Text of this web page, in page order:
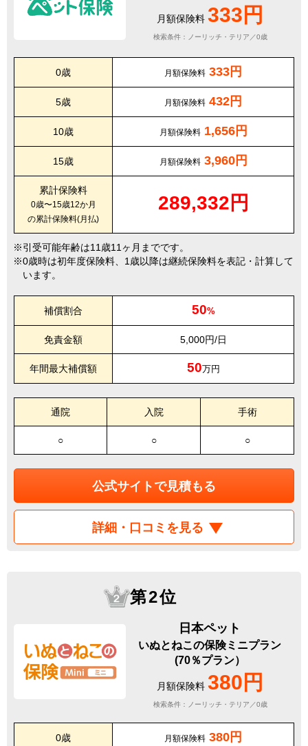
月額保険料 333円
検索条件：ノーリッチ・テリア／0歳
0歳 月額保険料 333円
5歳 月額保険料 432円
10歳 月額保険料 1,656円
15歳 月額保険料 3,960円
累計保険料
0歳〜15歳12か月
の累計保険料(月払)
289,332円
引受可能年齢は11歳11ヶ月までです。
0歳時は初年度保険料、1歳以降は継続保険料を表記・計算して
います。
補償割合 50%
免責金額 5,000円/日
年間最大補償額 50万円
通院 入院 手術
○ ○ ○
公式サイトで見積もる
詳細・口コミを見る
第2位
日本ペット
いぬとねこの保険ミニプラン
(70％プラン）
月額保険料 380円
検索条件：ノーリッチ・テリア／0歳
0歳 月額保険料 380円